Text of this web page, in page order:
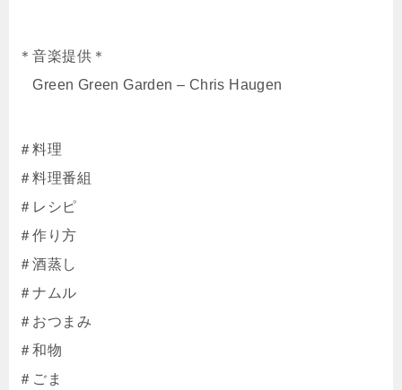
＊音楽提供＊
Green Green Garden – Chris Haugen
＃料理
＃料理番組
＃レシピ
＃作り方
＃酒蒸し
＃ナムル
＃おつまみ
＃和物
＃ごま